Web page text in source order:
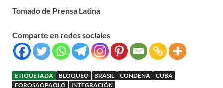
Tomado de Prensa Latina
Comparte en redes sociales
ETIQUETADA BLOQUEO BRASIL CONDENA
CUBA
FOROSAOPAOLO
INTEGRACIÓN